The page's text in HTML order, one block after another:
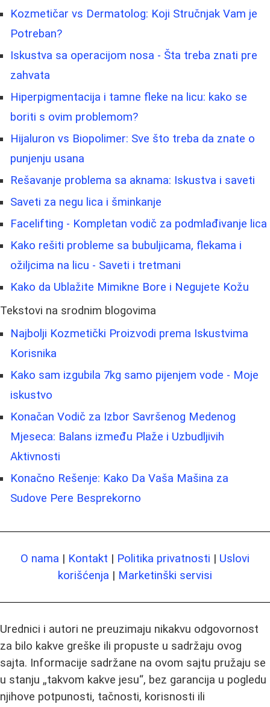
Kozmetičar vs Dermatolog: Koji Stručnjak Vam je
Potreban?
Iskustva sa operacijom nosa - Šta treba znati pre
zahvata
Hiperpigmentacija i tamne fleke na licu: kako se
boriti s ovim problemom?
Hijaluron vs Biopolimer: Sve što treba da znate o
punjenju usana
Rešavanje problema sa aknama: Iskustva i saveti
Saveti za negu lica i šminkanje
Facelifting - Kompletan vodič za podmlađivanje lica
Kako rešiti probleme sa bubuljicama, flekama i
ožiljcima na licu - Saveti i tretmani
Kako da Ublažite Mimikne Bore i Negujete Kožu
Tekstovi na srodnim blogovima
Najbolji Kozmetički Proizvodi prema Iskustvima
Korisnika
Kako sam izgubila 7kg samo pijenjem vode - Moje
iskustvo
Konačan Vodič za Izbor Savršenog Medenog
Mjeseca: Balans između Plaže i Uzbudljivih
Aktivnosti
Konačno Rešenje: Kako Da Vaša Mašina za
Sudove Pere Besprekorno
O nama | Kontakt | Politika privatnosti | Uslovi
korišćenja | Marketinški servisi
Urednici i autori ne preuzimaju nikakvu odgovornost
za bilo kakve greške ili propuste u sadržaju ovog
sajta. Informacije sadržane na ovom sajtu pružaju se
u stanju „takvom kakve jesu“, bez garancija u pogledu
njihove potpunosti, tačnosti, korisnosti ili